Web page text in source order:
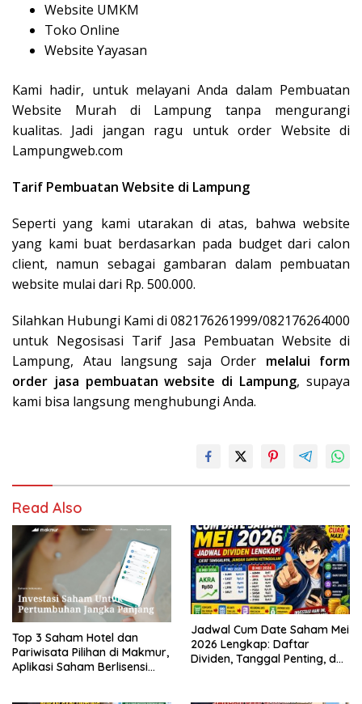
Website UMKM
Toko Online
Website Yayasan
Kami hadir, untuk melayani Anda dalam Pembuatan
Website Murah di Lampung tanpa mengurangi
kualitas. Jadi jangan ragu untuk order Website di
Lampungweb.com
Tarif Pembuatan Website di Lampung
Seperti yang kami utarakan di atas, bahwa website
yang kami buat berdasarkan pada budget dari calon
client, namun sebagai gambaran dalam pembuatan
website mulai dari Rp. 500.000.
Silahkan Hubungi Kami di 082176261999/082176264000
untuk Negosisasi Tarif Jasa Pembuatan Website di
Lampung, Atau langsung saja Order melalui form
order jasa pembuatan website di Lampung, supaya
kami bisa langsung menghubungi Anda.
Read Also
Top 3 Saham Hotel dan
Pariwisata Pilihan di Makmur,
Aplikasi Saham Berlisensi
Jadwal Cum Date Saham Mei
2026 Lengkap: Daftar
Dividen, Tanggal Penting, dan